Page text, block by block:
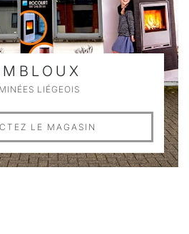
LIÉGEOIS
LE MAGASIN